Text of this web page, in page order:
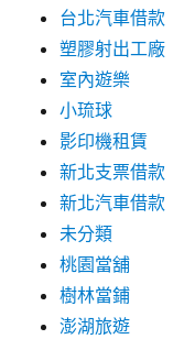
台北汽車借款
塑膠射出工廠
室內遊樂
小琉球
影印機租賃
新北支票借款
新北汽車借款
未分類
桃園當舖
樹林當鋪
澎湖旅遊